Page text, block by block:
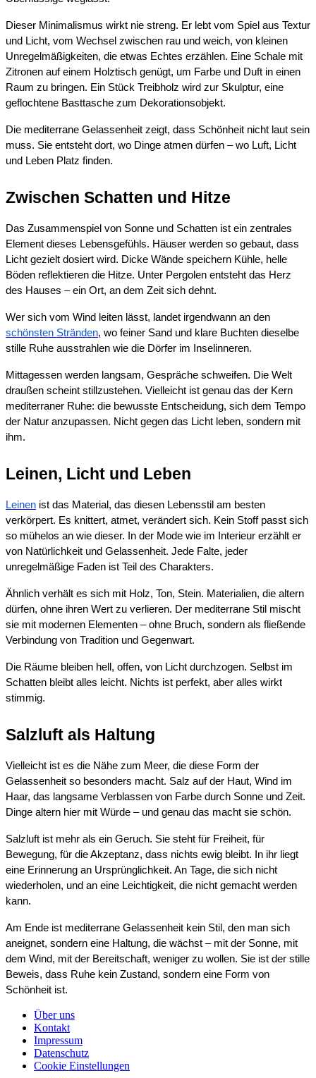
Dieser Minimalismus wirkt nie streng. Er lebt vom Spiel aus Textur
und Licht, vom Wechsel zwischen rau und weich, von kleinen
Unregelmäßigkeiten, die etwas Echtes erzählen. Eine Schale mit
Zitronen auf einem Holztisch genügt, um Farbe und Duft in einen
Raum zu bringen. Ein Stück Treibholz wird zur Skulptur, eine
geflochtene Basttasche zum Dekorationsobjekt.
Die mediterrane Gelassenheit zeigt, dass Schönheit nicht laut sein
muss. Sie entsteht dort, wo Dinge atmen dürfen – wo Luft, Licht
und Leben Platz finden.
Zwischen Schatten und Hitze
Das Zusammenspiel von Sonne und Schatten ist ein zentrales
Element dieses Lebensgefühls. Häuser werden so gebaut, dass
Licht gezielt dosiert wird. Dicke Wände speichern Kühle, helle
Böden reflektieren die Hitze. Unter Pergolen entsteht das Herz
des Hauses – ein Ort, an dem Zeit sich dehnt.
Wer sich vom Wind leiten lässt, landet irgendwann an den
schönsten Stränden, wo feiner Sand und klare Buchten dieselbe
stille Ruhe ausstrahlen wie die Dörfer im Inselinneren.
Mittagessen werden langsam, Gespräche schweifen. Die Welt
draußen scheint stillzustehen. Vielleicht ist genau das der Kern
mediterraner Ruhe: die bewusste Entscheidung, sich dem Tempo
der Natur anzupassen. Nicht gegen das Licht leben, sondern mit
ihm.
Leinen, Licht und Leben
Leinen ist das Material, das diesen Lebensstil am besten
verkörpert. Es knittert, atmet, verändert sich. Kein Stoff passt sich
so mühelos an wie dieser. In der Mode wie im Interieur erzählt er
von Natürlichkeit und Gelassenheit. Jede Falte, jeder
unregelmäßige Faden ist Teil des Charakters.
Ähnlich verhält es sich mit Holz, Ton, Stein. Materialien, die altern
dürfen, ohne ihren Wert zu verlieren. Der mediterrane Stil mischt
sie mit modernen Elementen – ohne Bruch, sondern als fließende
Verbindung von Tradition und Gegenwart.
Die Räume bleiben hell, offen, von Licht durchzogen. Selbst im
Schatten bleibt alles leicht. Nichts ist perfekt, aber alles wirkt
stimmig.
Salzluft als Haltung
Vielleicht ist es die Nähe zum Meer, die diese Form der
Gelassenheit so besonders macht. Salz auf der Haut, Wind im
Haar, das langsame Verblassen von Farbe durch Sonne und Zeit.
Dinge altern hier mit Würde – und genau das macht sie schön.
Salzluft ist mehr als ein Geruch. Sie steht für Freiheit, für
Bewegung, für die Akzeptanz, dass nichts ewig bleibt. In ihr liegt
eine Erinnerung an Ursprünglichkeit. An Tage, die sich nicht
wiederholen, und an eine Leichtigkeit, die nicht gemacht werden
kann.
Am Ende ist mediterrane Gelassenheit kein Stil, den man sich
aneignet, sondern eine Haltung, die wächst – mit der Sonne, mit
dem Wind, mit der Bereitschaft, weniger zu wollen. Sie ist der stille
Beweis, dass Ruhe kein Zustand, sondern eine Form von
Schönheit ist.
Über uns
Kontakt
Impressum
Datenschutz
Cookie Einstellungen